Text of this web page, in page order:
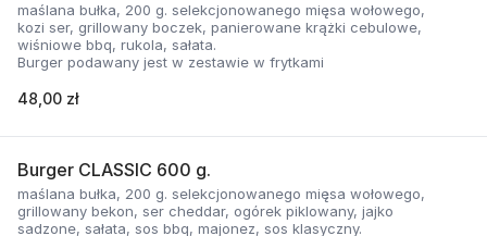
maślana bułka, 200 g. selekcjonowanego mięsa wołowego,
kozi ser, grillowany boczek, panierowane krążki cebulowe,
wiśniowe bbq, rukola, sałata.
Burger podawany jest w zestawie w frytkami
48,00 zł
Burger CLASSIC 600 g.
maślana bułka, 200 g. selekcjonowanego mięsa wołowego,
grillowany bekon, ser cheddar, ogórek piklowany, jajko
sadzone, sałata, sos bbq, majonez, sos klasyczny.